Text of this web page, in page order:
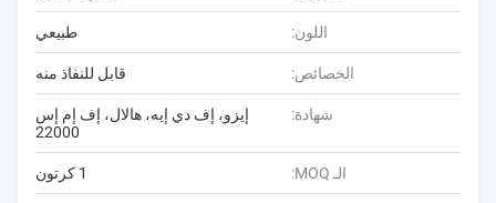
اللون: طبيعي
الخصائص: قابل للنفاذ منه
شهادة:
إيزو، إف دي إيه، هالال، إف إم إس
22000
الـ MOQ: 1 كرتون